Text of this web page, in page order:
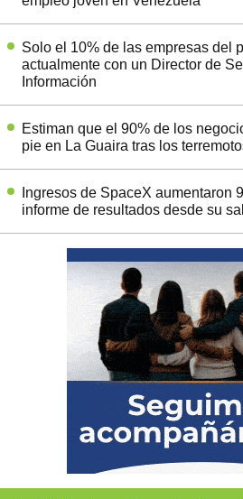
Solo el 10% de las empresas del
actualmente con un Director de
Información
Estiman que el 90% de los
pie en La Guaira tras los
Ingresos de SpaceX aumentaron
informe de resultados desde su